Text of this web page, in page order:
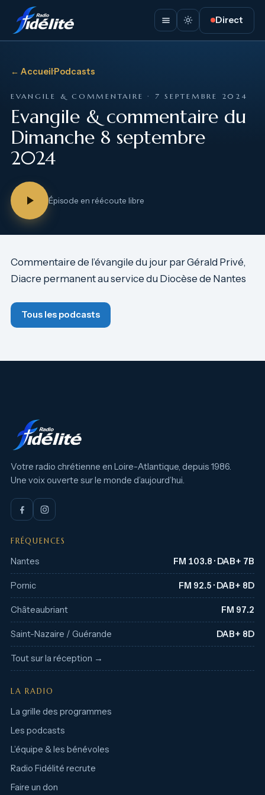
Direct
← Accueil·Podcasts
EVANGILE & COMMENTAIRE · 7 SEPTEMBRE 2024
Evangile & commentaire du
Dimanche 8 septembre
2024
Épisode en réécoute libre
Commentaire de l’évangile du jour par Gérald Privé,
Diacre permanent au service du Diocèse de Nantes
Tous les podcasts
Votre radio chrétienne en Loire-Atlantique, depuis 1986.
Une voix ouverte sur le monde d’aujourd’hui.
FRÉQUENCES
Nantes FM 103.8 · DAB+ 7B
Pornic FM 92.5 · DAB+ 8D
Châteaubriant FM 97.2
Saint-Nazaire / Guérande DAB+ 8D
Tout sur la réception →
LA RADIO
La grille des programmes
Les podcasts
L’équipe & les bénévoles
Radio Fidélité recrute
Faire un don